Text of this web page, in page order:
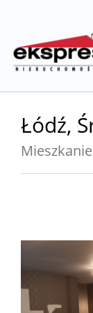
Łódź,